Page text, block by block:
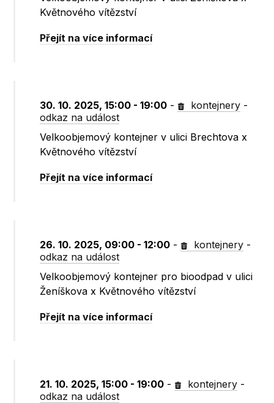
Květnového vítězství
Přejít na více informací
30. 10. 2025, 15:00 - 19:00 - kontejnery -
odkaz na událost
Velkoobjemový kontejner v ulici Brechtova x
Květnového vítězství
Přejít na více informací
26. 10. 2025, 09:00 - 12:00 - kontejnery -
odkaz na událost
Velkoobjemový kontejner pro bioodpad v ulici
Ženíškova x Květnového vítězství
Přejít na více informací
21. 10. 2025, 15:00 - 19:00 - kontejnery -
odkaz na událost